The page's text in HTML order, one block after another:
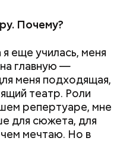
Почему?
еще училась, меня
главную —
меня подходящая,
театр. Роли
репертуаре, мне
для сюжета, для
чем мечтаю. Но в